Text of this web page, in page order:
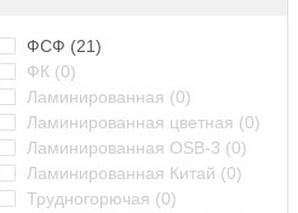
ФСФ (21)
ФК (0)
Ламинированная (0)
Ламинированная цветная (0)
Ламинированная OSB-3 (0)
Ламинированная Китай (0)
Трудногорючая (0)